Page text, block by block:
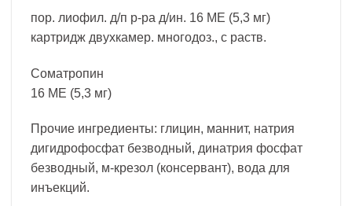
пор. лиофил. д/п р-ра д/ин. 16 МЕ (5,3 мг)
картридж двухкамер. многодоз., с раств.
Соматропин
16 МЕ (5,3 мг)
Прочие ингредиенты: глицин, маннит, натрия
дигидрофосфат безводный, динатрия фосфат
безводный, м-крезол (консервант), вода для
инъекций.